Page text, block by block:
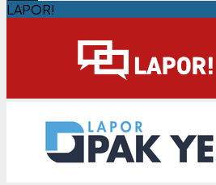
LAPOR!